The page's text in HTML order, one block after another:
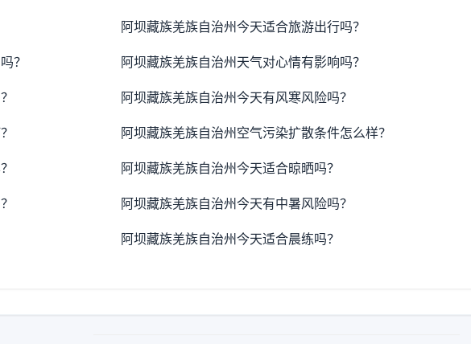
阿坝藏族羌族自治州今天适合旅游出行吗？
？ 阿坝藏族羌族自治州天气对心情有影响吗？
阿坝藏族羌族自治州今天有风寒风险吗？
阿坝藏族羌族自治州空气污染扩散条件怎么样？
阿坝藏族羌族自治州今天适合晾晒吗？
阿坝藏族羌族自治州今天有中暑风险吗？
阿坝藏族羌族自治州今天适合晨练吗？